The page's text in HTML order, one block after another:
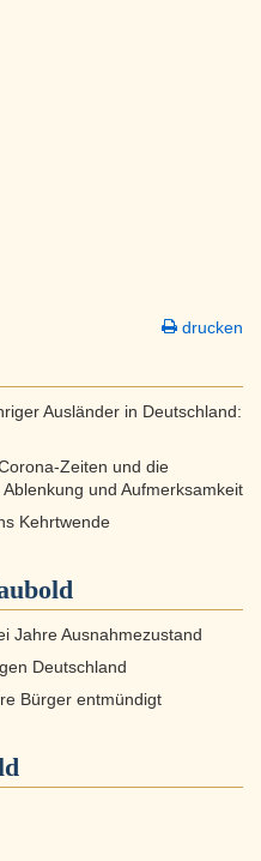
drucken
Ausländer in Deutschland:
Zeiten und die
und Aufmerksamkeit
Kehrtwende
Jahre Ausnahmezustand
Deutschland
Bürger entmündigt